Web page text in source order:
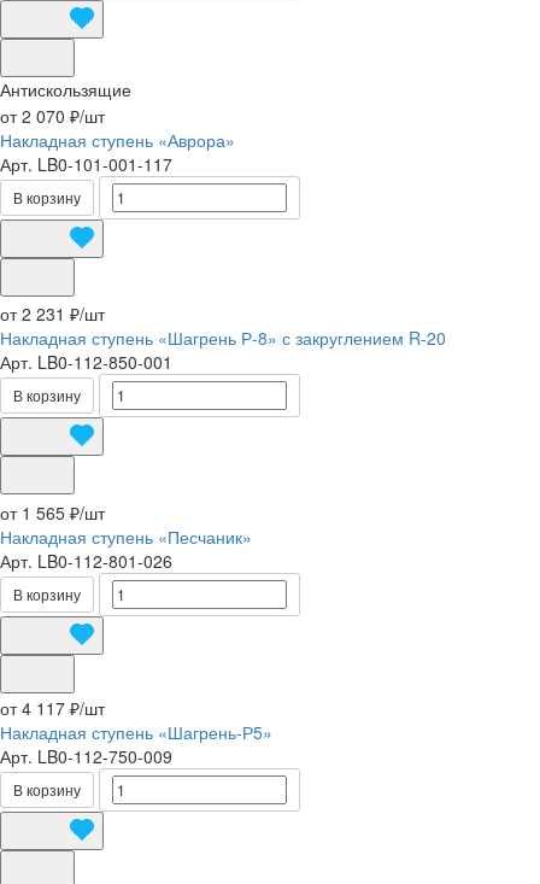
Антискользящие
от 2 070 ₽/шт
Накладная ступень «Аврора»
Арт. LB0-101-001-117
В корзину
от 2 231 ₽/шт
Накладная ступень «Шагрень Р-8» с закруглением R-20
Арт. LB0-112-850-001
В корзину
от 1 565 ₽/шт
Накладная ступень «Песчаник»
Арт. LB0-112-801-026
В корзину
от 4 117 ₽/шт
Накладная ступень «Шагрень-Р5»
Арт. LB0-112-750-009
В корзину